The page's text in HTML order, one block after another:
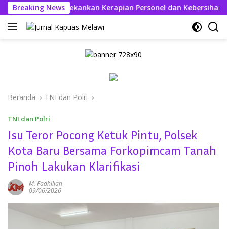
Langsung
ke
konten
Breaking News
Kahfi Tekankan Kerapian Personel dan Kebersihan Mako
Beranda TNI dan Polri
TNI dan Polri
Isu Teror Pocong Ketuk Pintu, Polsek
Kota Baru Bersama Forkopimcam Tanah
Pinoh Lakukan Klarifikasi
M. Fadhillah
09/06/2026